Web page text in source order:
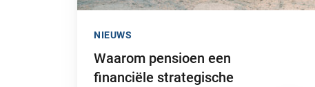
Waarom pensioen een
financiële strategische
NIEUWS